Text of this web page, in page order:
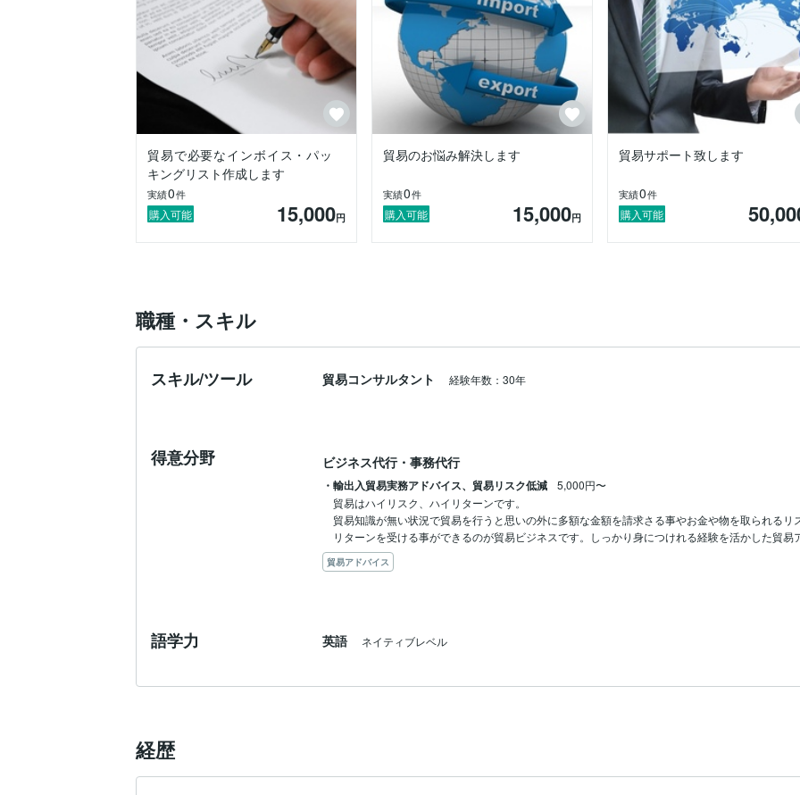
#輸出入通関代行サービス
#輸出入貿易相談サポート
#輸出入通関相談サポート
#輸出入貿易コンサルティング
#Export
#import
#containersales
#madeinjapan
#fineproduct
＃株式会社スターエキスプレス
＃starexpress
貿易で必要なインボイス・パッ
キングリスト作成します
実績0件
購入可能 15,000円
貿易のお悩み解決します
実績0件
購入可能 15,000円
貿易サポート致します
実績0件
購入可能
職種・スキル
スキル/ツール 貿易コンサルタント 経験年数：30年
得意分野 ビジネス代行・事務代行
・輸出入貿易実務アドバイス、貿易リスク低減
5,000円〜
貿易はハイリスク、ハイリターンです。
貿易知識が無い状況で貿易を行うと思いの外に多額な金額を請求さる事やお金や物を取られる
リターンを受ける事ができるのが貿易ビジネスです。しっかり身につけれる経験を活かした貿易
貿易アドバイス
語学力 英語 ネイティブレベル
経歴